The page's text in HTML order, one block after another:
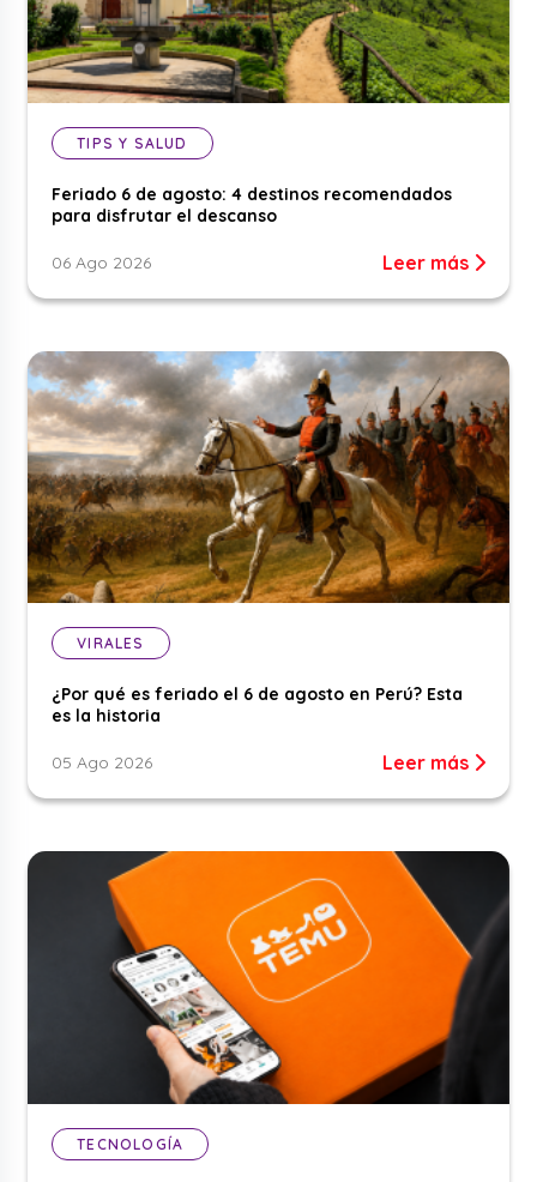
TIPS Y SALUD
Feriado 6 de agosto: 4 destinos recomendados
para disfrutar el descanso
06 Ago 2026 Leer más
VIRALES
¿Por qué es feriado el 6 de agosto en Perú? Esta
es la historia
05 Ago 2026 Leer más
TECNOLOGÍA